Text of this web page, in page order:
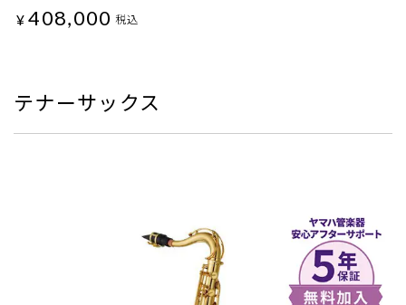
¥ 408,000 税込
テナーサックス